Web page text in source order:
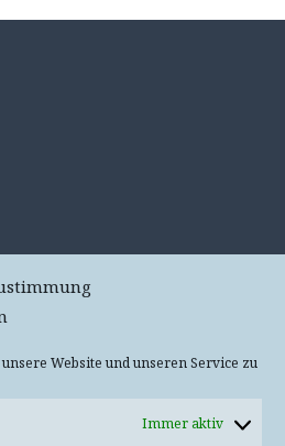
Website und unseren Service zu
Immer aktiv
76
– Annahme wird